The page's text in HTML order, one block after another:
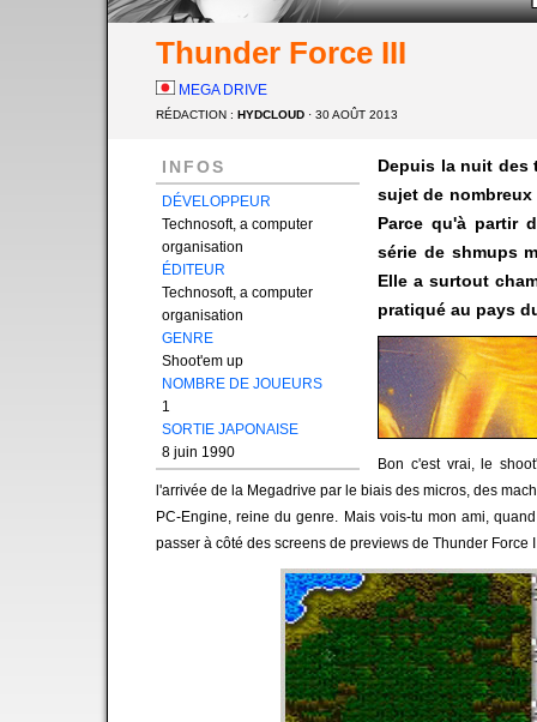
Thunder Force III
MEGA DRIVE
RÉDACTION : HYDCLOUD · 30 AOÛT 2013
INFOS
DÉVELOPPEUR
Technosoft, a computer
organisation
ÉDITEUR
Technosoft, a computer
organisation
GENRE
Shoot'em up
NOMBRE DE JOUEURS
1
SORTIE JAPONAISE
8 juin 1990
Depuis la nuit des
sujet de
Parce qu'à partir
série de shmups
Elle a surtout
pratiqué au pays
Bon c'est vrai, le
l'arrivée de la Megadrive par le biais des micros, des
PC-Engine, reine du genre. Mais vois-tu mon ami,
passer à côté des screens de previews de Thunder